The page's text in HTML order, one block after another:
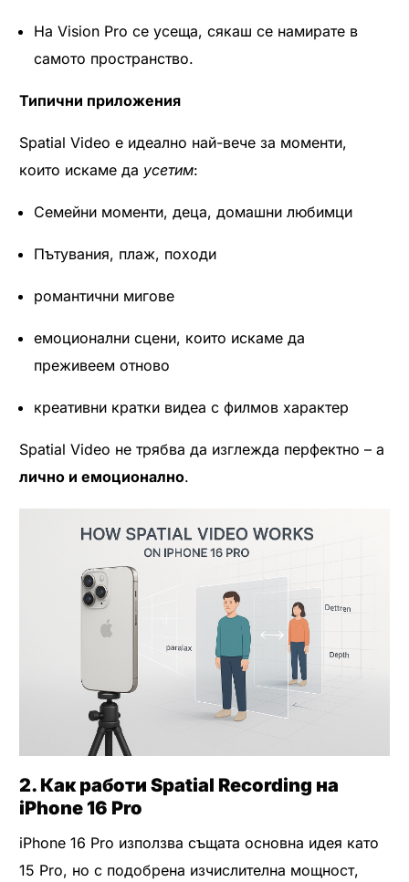
На Vision Pro се усеща, сякаш се намирате в
самото пространство.
Типични приложения
Spatial Video е идеално най-вече за моменти,
които искаме да усетим:
Семейни моменти, деца, домашни любимци
Пътувания, плаж, походи
романтични мигове
емоционални сцени, които искаме да
преживеем отново
креативни кратки видеа с филмов характер
Spatial Video не трябва да изглежда перфектно – а
лично и емоционално.
2. Как работи Spatial Recording на
iPhone 16 Pro
iPhone 16 Pro използва същата основна идея като
15 Pro, но с подобрена изчислителна мощност,